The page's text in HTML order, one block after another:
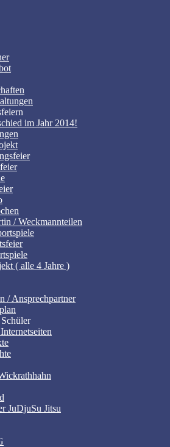
im Jahr 2014!
/ Weckmannteilen
( alle 4 Jahre )
/ Ansprechpartner
JuDjuSu Jitsu